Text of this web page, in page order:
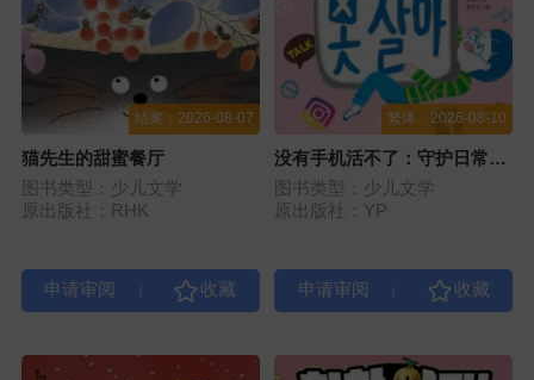
结案：2026-08-07
猫先生的甜蜜餐厅
图书类型：少儿文学
原出版社：RHK
繁体：2026-08-10
没有手机活不了：守护日常的
数字素养
图书类型：少儿文学
原出版社：YP